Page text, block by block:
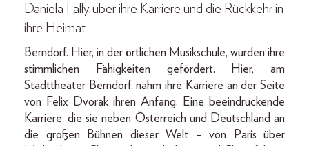
Daniela Fally über ihre Karriere und die Rückkehr in
ihre Heimat
Berndorf. Hier, in der örtlichen Musikschule, wurden ihre
stimmlichen Fähigkeiten gefördert. Hier, am
Stadttheater Berndorf, nahm ihre Karriere an der Seite
von Felix Dvorak ihren Anfang. Eine beeindruckende
Karriere, die sie neben Österreich und Deutschland an
die großen Bühnen dieser Welt – von Paris über